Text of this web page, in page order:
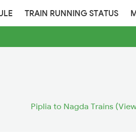
TRAIN RUNNING STATUS
Piplia to Nagda Trains